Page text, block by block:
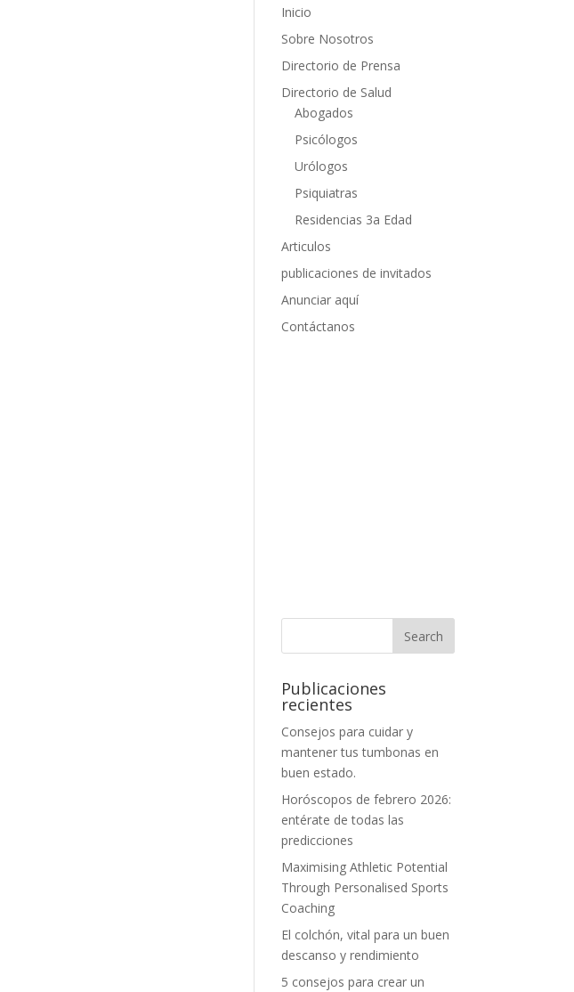
Inicio
Sobre Nosotros
Directorio de Prensa
Directorio de Salud
Abogados
Psicólogos
Urólogos
Psiquiatras
Residencias 3a Edad
Articulos
publicaciones de invitados
Anunciar aquí
Contáctanos
Publicaciones
recientes
Consejos para cuidar y
mantener tus tumbonas en
buen estado.
Horóscopos de febrero 2026:
entérate de todas las
predicciones
Maximising Athletic Potential
Through Personalised Sports
Coaching
El colchón, vital para un buen
descanso y rendimiento
5 consejos para crear un